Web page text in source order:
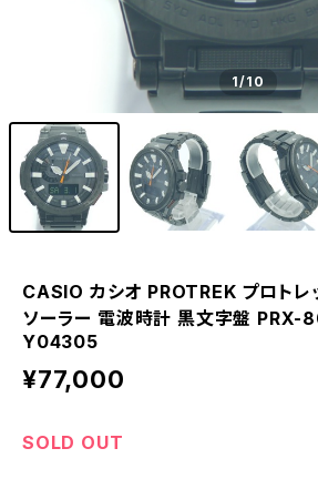
1/10
CASIO カシオ PROTREK プロトレ
ソーラー 電波時計 黒文字盤
Y04305
¥77,000
SOLD OUT